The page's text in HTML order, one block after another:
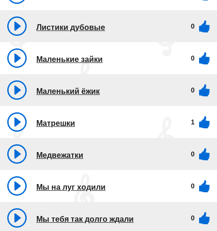
Листики дубовые 0
Маленькие зайки 0
Маленький ёжик 0
Матрешки 1
Медвежатки 0
Мы на луг ходили 0
Мы тебя так долго ждали 0